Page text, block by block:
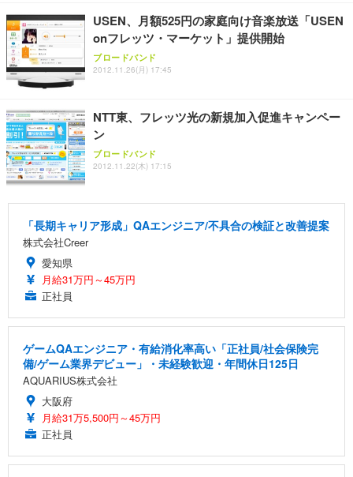
USEN、月額525円の家庭向け音楽放送「USEN
onフレッツ・マーケット」提供開始
ブロードバンド
2012.11.26(月) 17:45
NTT東、フレッツ光の新規加入促進キャンペー
ン
ブロードバンド
2012.11.22(木) 17:15
「長期キャリア形成」QAエンジニア/不具合の検証と改善提案
株式会社Creer
愛知県
月給31万円～45万円
正社員
ゲームQAエンジニア・有給消化率高い「正社員/社会保険完
備/ゲーム業界デビュー」・未経験歓迎・年間休日125日
AQUARIUS株式会社
大阪府
月給31万5,500円～45万円
正社員